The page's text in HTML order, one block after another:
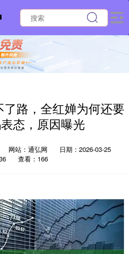
路，全红婵为何还要
态，原因曝光
网站：通弘网
日期：2026-03-25
查看：166